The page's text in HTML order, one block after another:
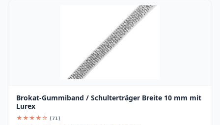
Brokat-Gummiband / Schulterträger Breite 10 mm mit
Lurex
★★★★☆ (71)